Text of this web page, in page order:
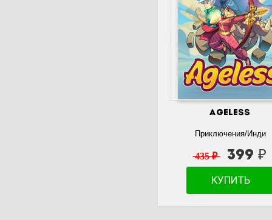
Ageless
Приключения/Инди
435 ₽ 399 ₽
КУПИТЬ